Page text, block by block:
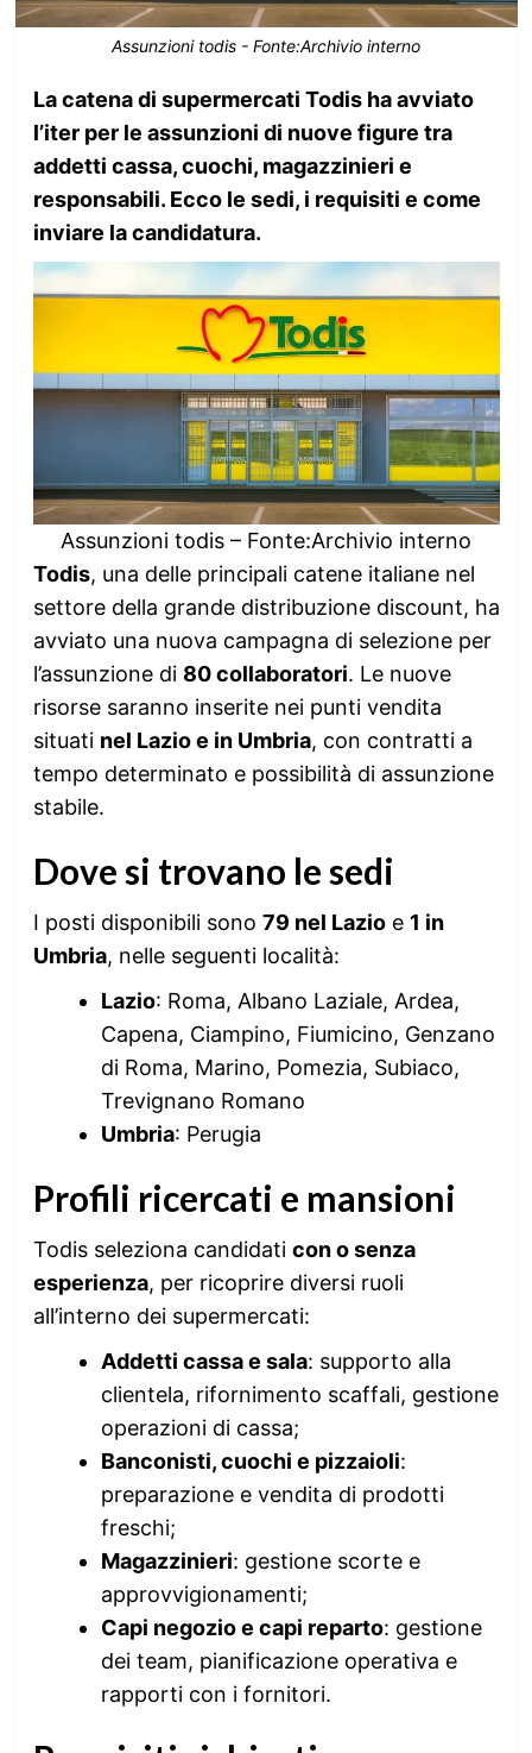
Assunzioni todis - Fonte:Archivio interno
La catena di supermercati Todis ha avviato
l’iter per le assunzioni di nuove figure tra
addetti cassa, cuochi, magazzinieri e
responsabili. Ecco le sedi, i requisiti e come
inviare la candidatura.
Assunzioni todis – Fonte:Archivio interno
Todis, una delle principali catene italiane nel
settore della grande distribuzione discount, ha
avviato una nuova campagna di selezione per
l’assunzione di 80 collaboratori. Le nuove
risorse saranno inserite nei punti vendita
situati nel Lazio e in Umbria, con contratti a
tempo determinato e possibilità di assunzione
stabile.
Dove si trovano le sedi
I posti disponibili sono 79 nel Lazioe 1 in
Umbria, nelle seguenti località:
Lazio: Roma, Albano Laziale, Ardea,
Capena, Ciampino, Fiumicino, Genzano
di Roma, Marino, Pomezia, Subiaco,
Trevignano Romano
Umbria: Perugia
Profili ricercati e mansioni
Todis seleziona candidati con o senza
esperienza, per ricoprire diversi ruoli
all’interno dei supermercati:
Addetti cassa e sala: supporto alla
clientela, rifornimento scaffali, gestione
operazioni di cassa;
Banconisti, cuochi e pizzaioli:
preparazione e vendita di prodotti
freschi;
Magazzinieri: gestione scorte e
approvvigionamenti;
Capi negozio e capi reparto: gestione
dei team, pianificazione operativa e
rapporti con i fornitori.